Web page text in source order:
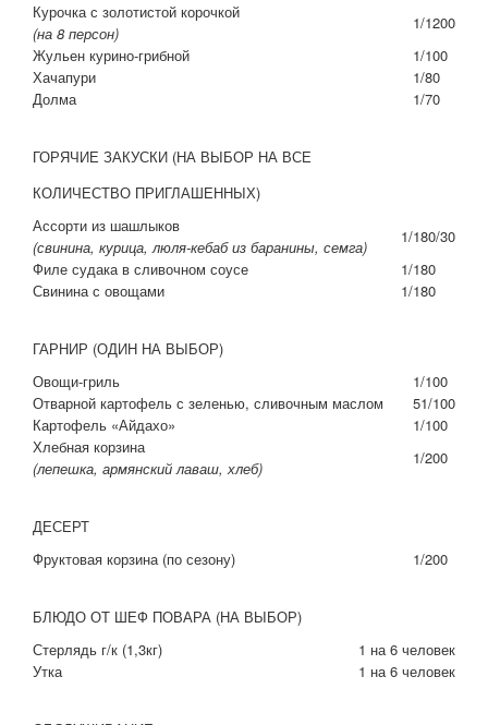
Курочка с золотистой корочкой
(на 8 персон)
1/1200
Жульен курино-грибной
1/100
Хачапури
1/80
Долма
1/70
ГОРЯЧИЕ ЗАКУСКИ (НА ВЫБОР НА ВСЕ
КОЛИЧЕСТВО ПРИГЛАШЕННЫХ)
Ассорти из шашлыков
(свинина, курица, люля-кебаб из баранины, семга)
1/180/30
Филе судака в сливочном соусе
1/180
Свинина с овощами
1/180
ГАРНИР (ОДИН НА ВЫБОР)
Овощи-гриль
1/100
Отварной картофель с зеленью, сливочным маслом
51/100
Картофель «Айдахо»
1/100
Хлебная корзина
(лепешка, армянский лаваш, хлеб)
1/200
ДЕСЕРТ
Фруктовая корзина (по сезону)
1/200
БЛЮДО ОТ ШЕФ ПОВАРА (НА ВЫБОР)
Стерлядь г/к (1,3кг)
1 на 6 человек
Утка
1 на 6 человек